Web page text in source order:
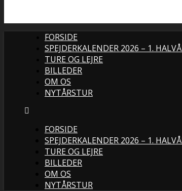
FORSIDE
SPEJDERKALENDER 2026 – 1.
TURE OG LEJRE
BILLEDER
OM OS
NYTÅRSTUR
FORSIDE
SPEJDERKALENDER 2026 – 1.
TURE OG LEJRE
BILLEDER
OM OS
NYTÅRSTUR